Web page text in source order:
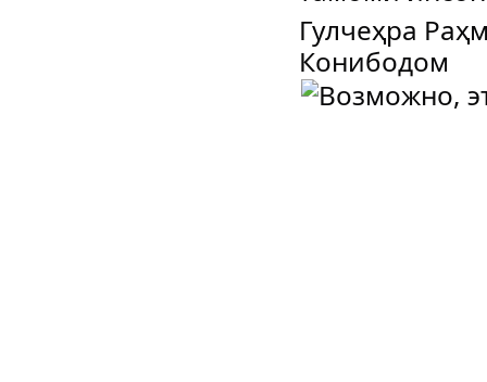
Гулчеҳра
Конибодом